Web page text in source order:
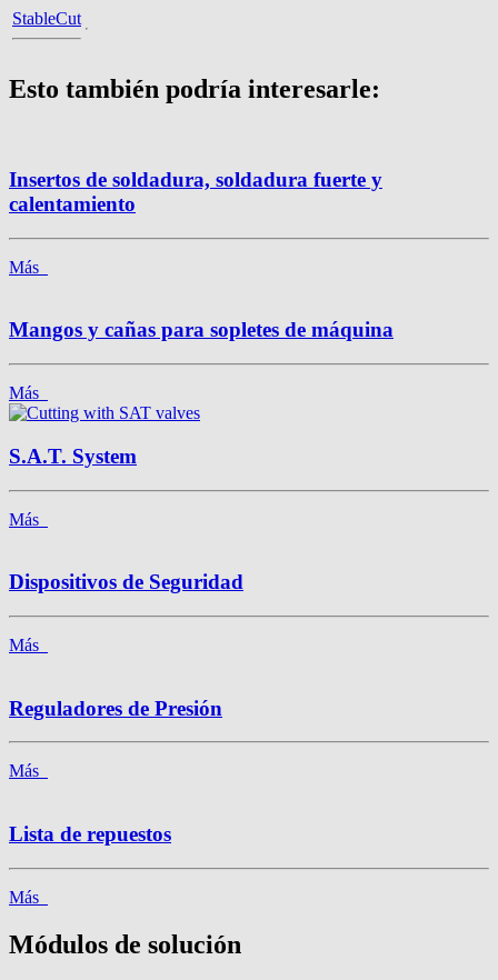
StableCut
Esto también podría interesarle:
Insertos de soldadura, soldadura fuerte y
calentamiento
Más
Mangos y cañas para sopletes de máquina
Más
S.A.T. System
Más
Dispositivos de Seguridad
Más
Reguladores de Presión
Más
Lista de repuestos
Más
Módulos de solución